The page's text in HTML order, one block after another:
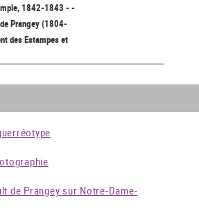
1842-1843 - -
Prangey (1804-
des Estampes et
de Prangey sur Notre-Dame-